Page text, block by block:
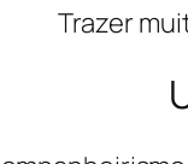
Trazer